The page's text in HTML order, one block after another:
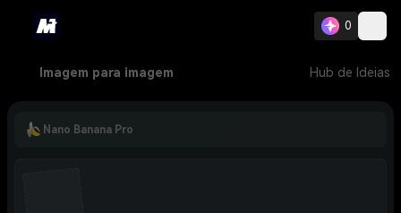
0
Imagem para imagem Hub de Ideias
Nano Banana Pro